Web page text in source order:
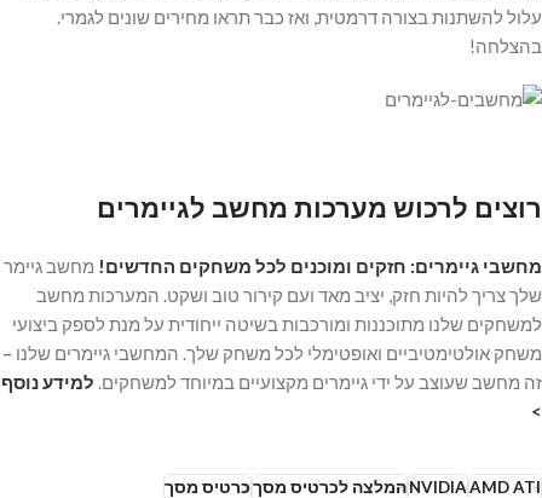
עלול להשתנות בצורה דרמטית, ואז כבר תראו מחירים שונים לגמרי.
בהצלחה!
רוצים לרכוש מערכות מחשב לגיימרים
מחשבי גיימרים: חזקים ומוכנים לכל משחקים החדשים! מחשב גיימר
שלך צריך להיות חזק, יציב מאד ועם קירור טוב ושקט. המערכות מחשב
למשחקים שלנו מתוכננות ומורכבות בשיטה ייחודית על מנת לספק ביצועי
משחק אולטימטיביים ואופטימלי לכל משחק שלך. המחשבי גיימרים שלנו –
זה מחשב שעוצב על ידי גיימרים מקצועיים במיוחד למשחקים. למידע נוסף
>
AMD ATI
NVIDIAהמלצה לכרטיס מסךכרטיס מסך